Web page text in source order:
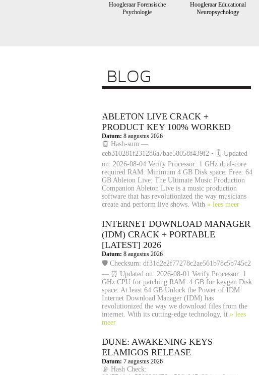
Hoogleraar Forensische
Psychologie
Hoogleraar Educational
Neuropsychology
BLOG
ABLETON LIVE CRACK +
PRODUCT KEY 100% WORKED
Datum: 8 augustus 2026
🧾 Hash-sum —
ceb310281f231286a7bae58058f439f2 • 🗓 Updated
on: 2026-08-04 Verify Processor: 1 GHz dual-core
required RAM: Minimum 4 GB Disk space: Free: 64
GB Ableton Live: The Ultimate Music Production
Companion Ableton Live is a music production
software that has revolutionized the way musicians
create and perform live shows. With » lees meer
INTERNET DOWNLOAD MANAGER
(IDM) CRACK + PORTABLE
[LATEST] 2026
Datum: 8 augustus 2026
🛡️ Checksum: df31d2e2f77278c2ae561b78c5b745c2
— ⏰ Updated on: 2026-08-01 Verify Processor: 1
GHz CPU for patching RAM: 4 GB for keygen Disk
space: At least 64 GB Unlock the Power of IDM
Internet Download Manager (IDM) has
revolutionized the way we download files from the
internet. With its cutting-edge technology, it » lees
meer
DUNE: AWAKENING KEYS
ELAMIGOS RELEASE
Datum: 7 augustus 2026
📡 Hash Check: